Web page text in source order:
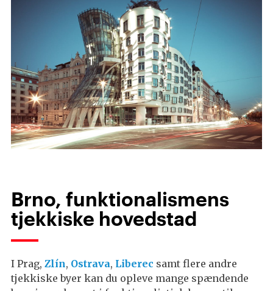
Brno, funktionalismens
tjekkiske hovedstad
I Prag, Zlín, Ostrava, Liberec samt flere andre
tjekkiske byer kan du opleve mange spændende